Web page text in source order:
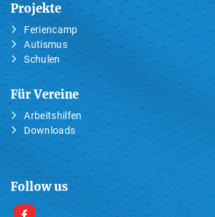
Projekte
Feriencamp
Autismus
Schulen
Für Vereine
Arbeitshilfen
Downloads
Follow us